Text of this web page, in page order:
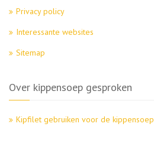
Privacy policy
Interessante websites
Sitemap
Over kippensoep gesproken
Kipfilet gebruiken voor de kippensoep